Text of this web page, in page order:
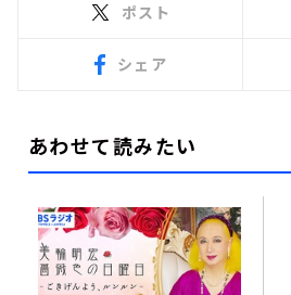
ポスト
シェア
あわせて読みたい